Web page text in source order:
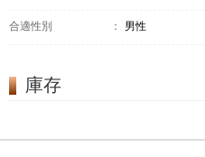
合適性別 ： 男性
庫存